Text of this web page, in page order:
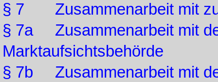
§ 7 Zusammenarbeit mit
§ 7a Zusammenarbeit mit
Marktaufsichtsbehörde
§ 7b Zusammenarbeit mit